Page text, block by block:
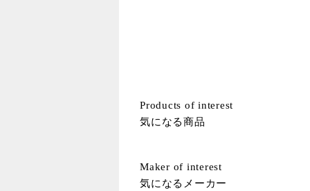
Products of interest
気になる商品
Maker of interest
気になるメーカー